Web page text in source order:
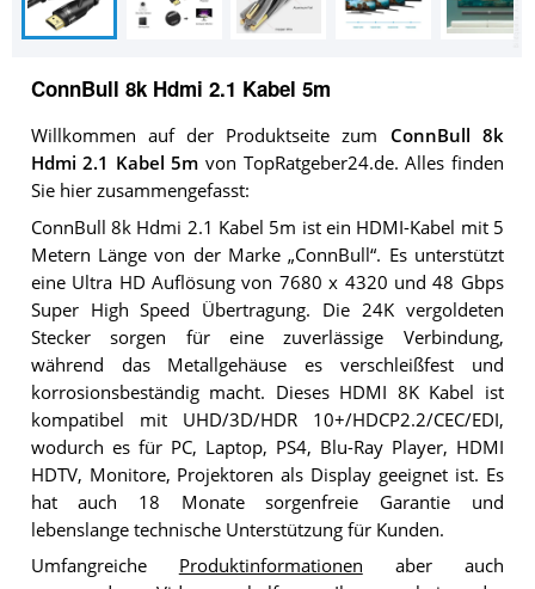
ConnBull 8k Hdmi 2.1 Kabel 5m
Willkommen auf der Produktseite zum ConnBull 8k
Hdmi 2.1 Kabel 5m von TopRatgeber24.de. Alles finden
Sie hier zusammengefasst:
ConnBull 8k Hdmi 2.1 Kabel 5m ist ein HDMI-Kabel mit 5
Metern Länge von der Marke „ConnBull“. Es unterstützt
eine Ultra HD Auflösung von 7680 x 4320 und 48 Gbps
Super High Speed Übertragung. Die 24K vergoldeten
Stecker sorgen für eine zuverlässige Verbindung,
während das Metallgehäuse es verschleißfest und
korrosionsbeständig macht. Dieses HDMI 8K Kabel ist
kompatibel mit UHD/3D/HDR 10+/HDCP2.2/CEC/EDI,
wodurch es für PC, Laptop, PS4, Blu-Ray Player, HDMI
HDTV, Monitore, Projektoren als Display geeignet ist. Es
hat auch 18 Monate sorgenfreie Garantie und
lebenslange technische Unterstützung für Kunden.
Umfangreiche Produktinformationen aber auch